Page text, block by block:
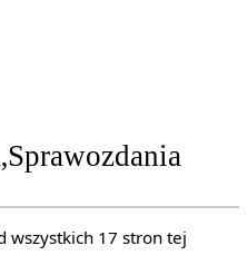
wszystkich 17 stron tej